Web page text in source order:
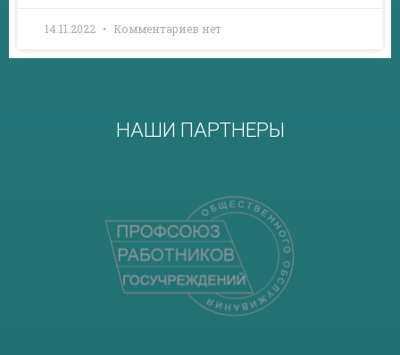
14.11.2022 Комментариев нет
НАШИ ПАРТНЕРЫ